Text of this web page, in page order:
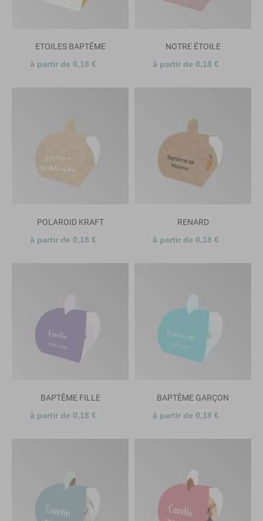
ETOILES BAPTÊME
à partir de 0,18 €
NOTRE ÉTOILE
à partir de 0,18 €
POLAROID KRAFT
à partir de 0,18 €
RENARD
à partir de 0,18 €
BAPTÊME FILLE
à partir de 0,18 €
BAPTÊME GARÇON
à partir de 0,18 €